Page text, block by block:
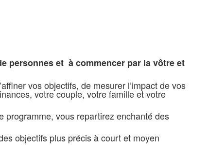
personnes et à commencer par la vôtre et
vos objectifs, de mesurer l’impact de vos
votre couple, votre famille et votre
programme, vous repartirez enchanté des
objectifs plus précis à court et moyen